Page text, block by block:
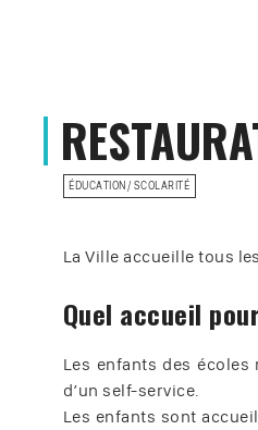
ÉDUCATION/ SCOLARITÉ
La Ville accueille tous
Quel accueil
Les enfants des
d’un self-service.
Les enfants sont